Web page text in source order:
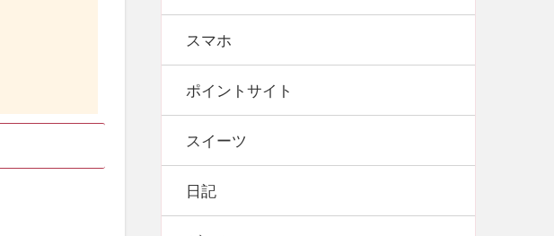
スマホ
ポイントサイト
スイーツ
日記